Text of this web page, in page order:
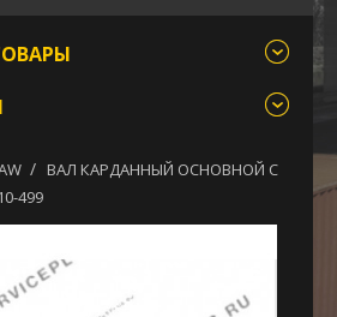
ВАЛ КАРДАННЫЙ ОСНОВНОЙ С
499